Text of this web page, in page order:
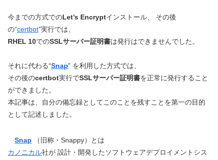
今までの方式でのLet’s Encryptインストール、 その後
の“certbot”実行では、
RHEL 10でのSSLサーバー証明書は発行はできませんでした。
それに代わる“Snap” を利用した方式では、
その後のcertbot実行でSSLサーバー証明書を正常に発行すること
ができました。
本記事は、自分の備忘録としてこのことを残すことを第一の目的
として記述しました。
Snap （旧称・Snappy）とは
カノニカル社が 設計・開発したソフトウェアデプロイメントシス